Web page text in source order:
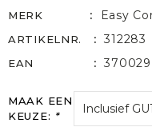
MERK Easy
ARTIKELNR. 312283
EAN
MAAK EEN
KEUZE: *